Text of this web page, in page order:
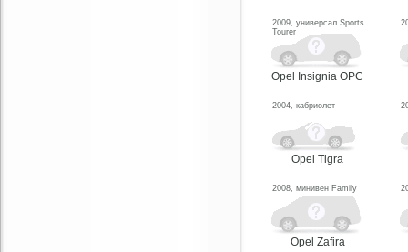
2009, универсал Sports
Tourer
Opel Insignia OPC
2004, кабриолет
Opel Tigra
2008, минивен Family
Opel Zafira